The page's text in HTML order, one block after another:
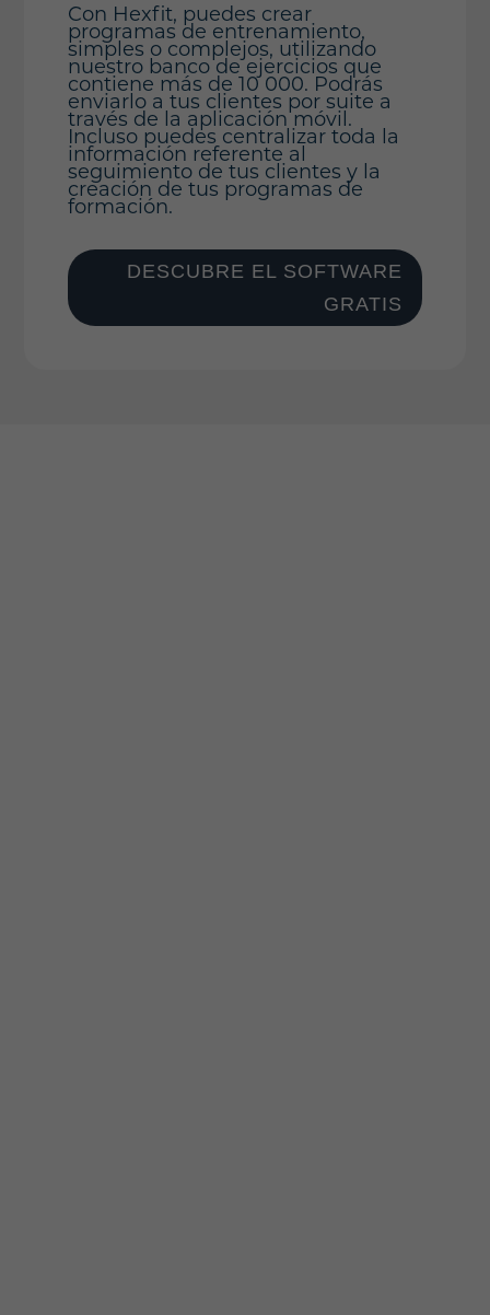
Con Hexfit, puedes crear
programas de entrenamiento,
simples o complejos, utilizando
nuestro banco de ejercicios que
contiene más de 10 000. Podrás
enviarlo a tus clientes por suite a
través de la aplicación móvil.
Incluso puedes centralizar toda la
información referente al
seguimiento de tus clientes y la
creación de tus programas de
formación.
DESCUBRE EL SOFTWARE
GRATIS